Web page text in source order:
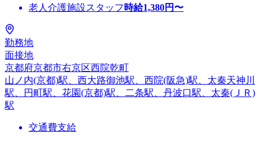
老人介護施設スタッフ 時給1,380円〜
勤務地
面接地
京都府京都市右京区西院乾町
山ノ内(京都)駅、西大路御池駅、西院(阪急)駅、太秦天神川
駅、円町駅、花園(京都)駅、二条駅、丹波口駅、太秦(ＪＲ)
駅
交通費支給